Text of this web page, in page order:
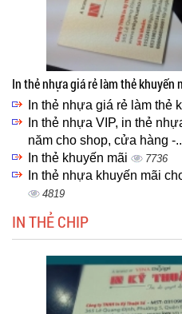
In thẻ nhựa giá rẻ làm thẻ khuyến
In thẻ nhựa giá rẻ làm thẻ
In thẻ nhựa VIP, in thẻ
năm cho shop, cửa hàng -
In thẻ khuyến mãi 7736
In thẻ nhựa khuyến mãi
4819
IN THẺ CHIP